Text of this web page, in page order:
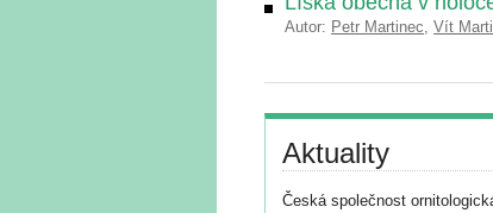
Autor: Petr Martinec, Vít
Aktuality
Česká společnost